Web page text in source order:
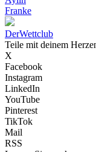
Franke
DerWettclub
Teile mit deinem
X
Facebook
Instagram
LinkedIn
YouTube
Pinterest
TikTok
Mail
RSS